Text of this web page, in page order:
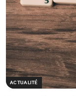
ACTUALITÉ